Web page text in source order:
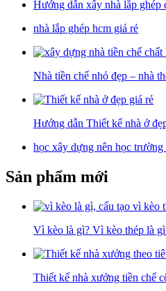
Hướng dẫn xây nhà lắp ghép
nhà lắp ghép hcm giá rẻ
Nhà tiền chế nhỏ đẹp – nhà
Hướng dẫn Thiết kế nhà ở
học xây dựng nên học trường
Sản phẩm mới
Vì kèo là gì? Vì kèo thép là
Thiết kế nhà xưởng tiền chế